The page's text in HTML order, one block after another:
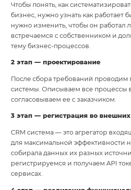
Чтобы понять, как
бизнес, нужно узнать как работает
нужно изменить, чтобы он работал
встречаемся с собственником и
тему бизнес-процессов.
2 этап — проектирование
После сбора требований проводим
системы. Описываем все процессы
согласовываем ее с заказчиком.
3 этап — регистрация во
CRM система — это агрегатор
для максимальной эффективности
собирала данных их разных
регистрируемся и получаем API
сервисах.